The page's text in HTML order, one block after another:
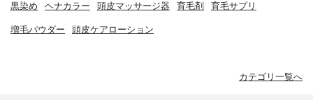
黒染め ヘナカラー 頭皮マッサージ器 育毛剤 育毛サプリ
増毛パウダー 頭皮ケアローション
カテゴリ一覧へ